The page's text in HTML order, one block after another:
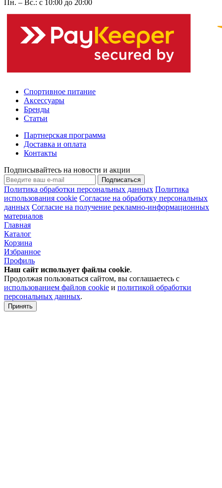
Пн. – Вс.: с 10:00 до 20:00
Спортивное питание
Аксессуары
Бренды
Статьи
Партнерская программа
Доставка и оплата
Контакты
Подписывайтесь на новости и акции
Подписаться
Политика обработки персональных данных Политика
использования cookie Согласие на обработку персональных
данных Согласие на получение рекламно-информационных
материалов
Главная
Каталог
Корзина
Избранное
Профиль
Наш сайт использует файлы cookie.
Продолжая пользоваться сайтом, вы соглашаетесь с
использованием файлов cookie и политикой обработки
персональных данных.
Принять